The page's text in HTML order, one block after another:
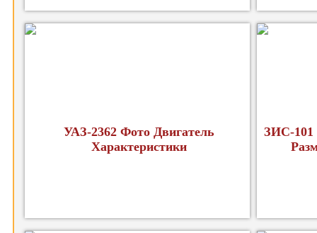
УАЗ-2362 Фото Двигатель
Характеристики
ЗИС-101